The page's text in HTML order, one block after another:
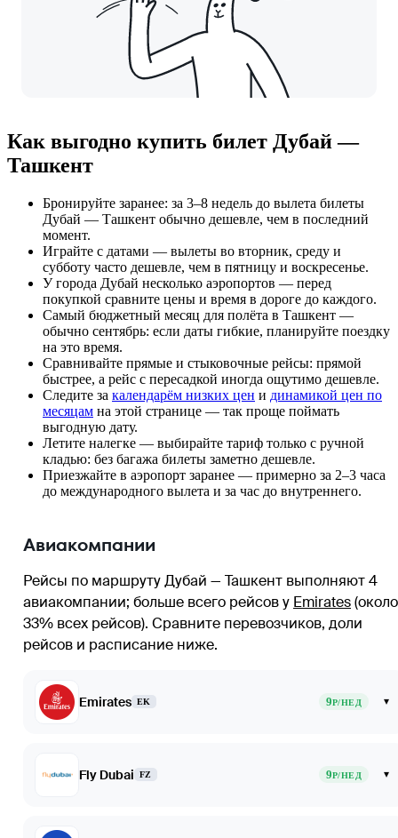
Как выгодно купить билет Дубай —
Ташкент
Бронируйте заранее: за 3–8 недель до вылета билеты
Дубай — Ташкент обычно дешевле, чем в последний
момент.
Играйте с датами — вылеты во вторник, среду и
субботу часто дешевле, чем в пятницу и воскресенье.
У города Дубай несколько аэропортов — перед
покупкой сравните цены и время в дороге до каждого.
Самый бюджетный месяц для полёта в Ташкент —
обычно сентябрь: если даты гибкие, планируйте поездку
на это время.
Сравнивайте прямые и стыковочные рейсы: прямой
быстрее, а рейс с пересадкой иногда ощутимо дешевле.
Следите за календарём низких цен и динамикой цен по
месяцам на этой странице — так проще поймать
выгодную дату.
Летите налегке — выбирайте тариф только с ручной
кладью: без багажа билеты заметно дешевле.
Приезжайте в аэропорт заранее — примерно за 2–3 часа
до международного вылета и за час до внутреннего.
Авиакомпании
Рейсы по маршруту Дубай — Ташкент выполняют 4
авиакомпании; больше всего рейсов у Emirates(около
33% всех рейсов). Сравните перевозчиков, доли
рейсов и расписание ниже.
Emirates EK 9Р/НЕД ▾
Fly Dubai FZ 9Р/НЕД ▾